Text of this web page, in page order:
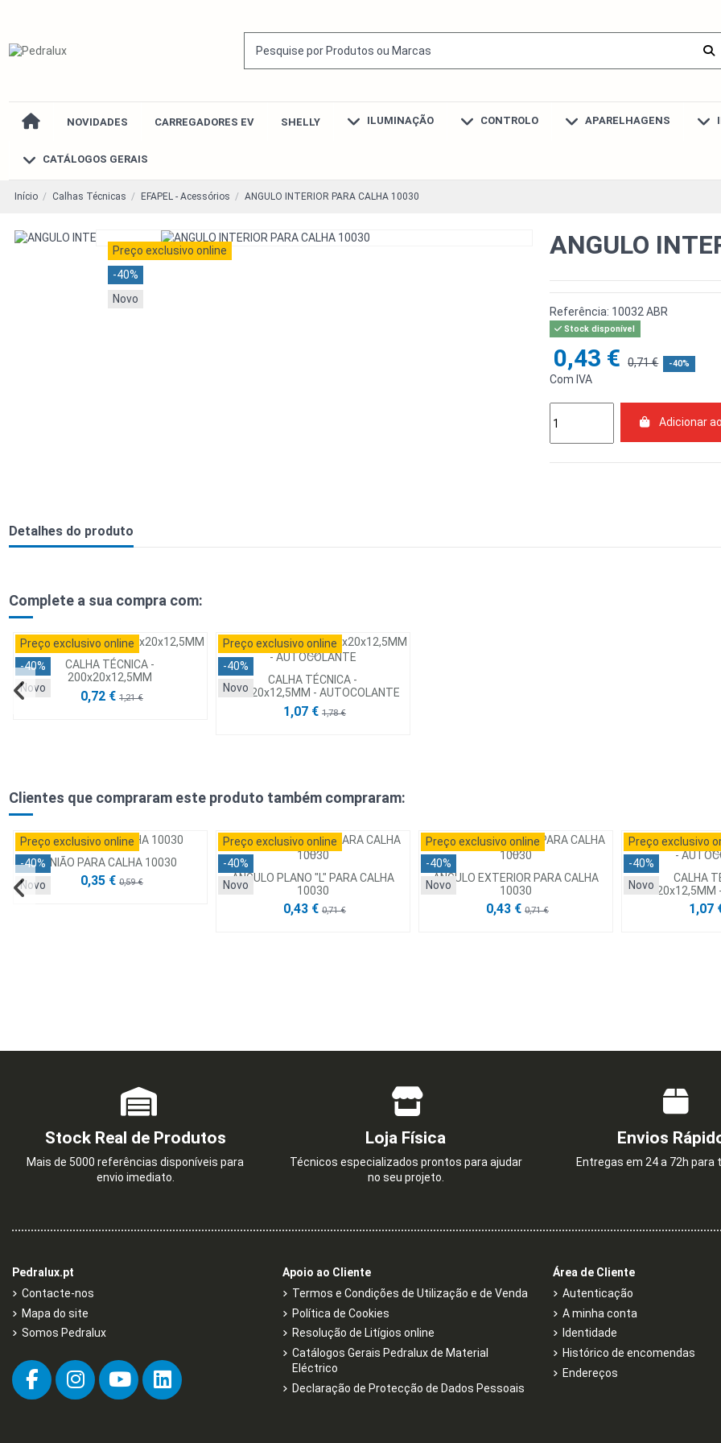
NOVIDADES CARREGADORES EV SHELLY ILUMINAÇÃO CONTROLO APARELHAGENS
CATÁLOGOS GERAIS
Início Calhas Técnicas EFAPEL - Acessórios ANGULO INTERIOR PARA CALHA 10030
Preço exclusivo online
-40%
Novo
ANGULO
Referência: 10032 ABR
Stock disponível
0,43 € 0,71 € -40%
Com IVA
Adicionar
Detalhes do produto
Complete a sua compra com:
Preço exclusivo online
-40%
Novo
CALHA TÉCNICA -
200x20x12,5MM
0,72 € 1,21 €
Preço exclusivo online
-40%
Novo
CALHA TÉCNICA -
200x20x12,5MM - AUTOCOLANTE
1,07 € 1,78 €
Clientes que compraram este produto também compraram:
Preço exclusivo online
-40%
Novo
UNIÃO PARA CALHA 10030
0,35 € 0,59 €
Preço exclusivo online
-40%
Novo
ANGULO PLANO "L" PARA CALHA
10030
0,43 € 0,71 €
Preço exclusivo online
-40%
Novo
ANGULO EXTERIOR PARA CALHA
10030
0,43 € 0,71 €
Preço exclusivo
-40%
Novo
CALHA
200x20x12,5MM
1,07
Stock Real de Produtos
Mais de 5000 referências disponíveis para
envio imediato.
Loja Física
Técnicos especializados prontos para ajudar
no seu projeto.
Envios
Entregas em 24 a 72h para
Pedralux.pt
Contacte-nos
Mapa do site
Somos Pedralux
Apoio ao Cliente
Termos e Condições de Utilização e de Venda
Política de Cookies
Resolução de Litígios online
Catálogos Gerais Pedralux de Material
Eléctrico
Declaração de Protecção de Dados Pessoais
Área de Cliente
Autenticação
A minha conta
Identidade
Histórico de encomendas
Endereços